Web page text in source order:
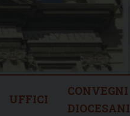
UFFICI
CONVEGNI
DIOCESANI